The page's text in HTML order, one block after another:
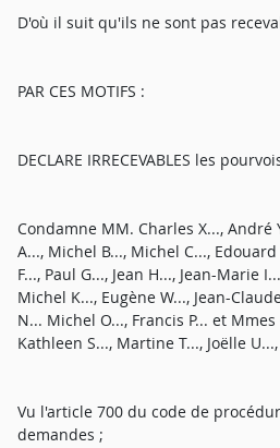
D'où il suit qu'ils ne sont pas
PAR CES MOTIFS :
DECLARE IRRECEVABLES les
Condamne MM. Charles X..., André
A..., Michel B..., Michel C..., Edouard
F..., Paul G..., Jean H..., Jean-Marie
Michel K..., Eugène W..., Jean-
N... Michel O..., Francis P... et
Kathleen S..., Martine T..., Joëlle
Vu l'article 700 du code de
demandes ;